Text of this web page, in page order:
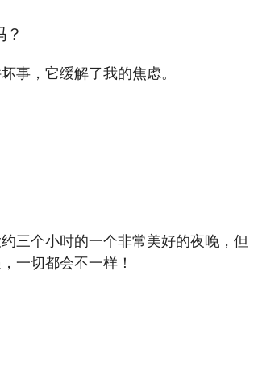
事，它缓解了我的焦虑。
三个小时的一个非常美好的夜晚，但
一切都会不一样！